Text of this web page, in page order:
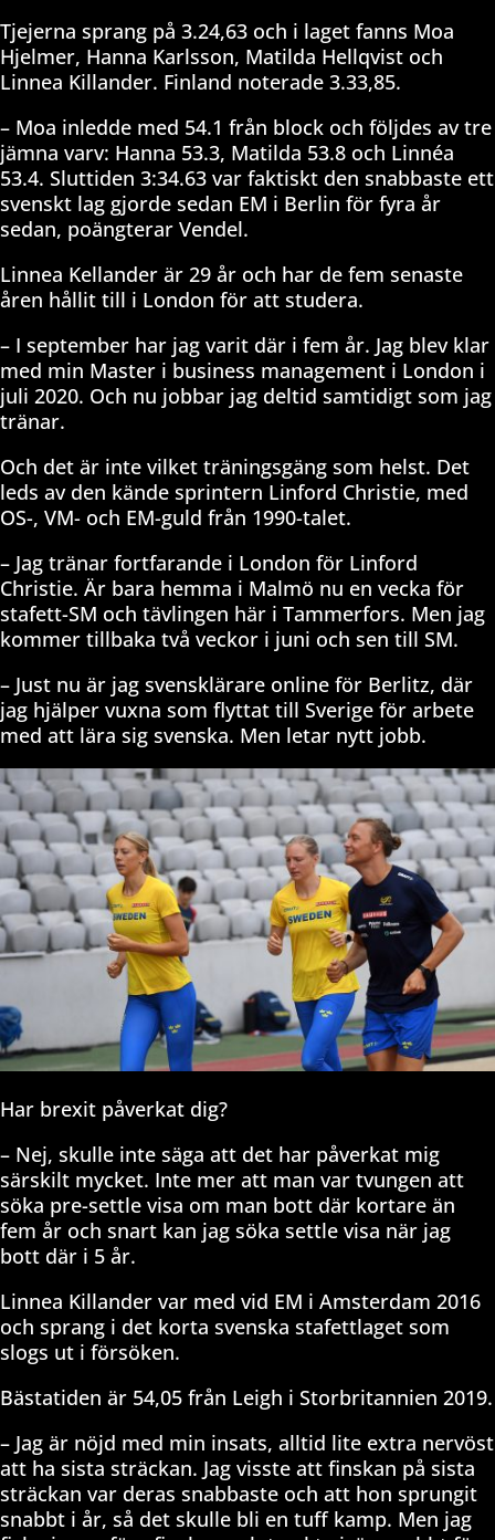
Tjejerna sprang på 3.24,63 och i laget fanns Moa
Hjelmer, Hanna Karlsson, Matilda Hellqvist och
Linnea Killander. Finland noterade 3.33,85.
– Moa inledde med 54.1 från block och följdes av tre
jämna varv: Hanna 53.3, Matilda 53.8 och Linnéa
53.4. Sluttiden 3:34.63 var faktiskt den snabbaste ett
svenskt lag gjorde sedan EM i Berlin för fyra år
sedan, poängterar Vendel.
Linnea Kellander är 29 år och har de fem senaste
åren hållit till i London för att studera.
– I september har jag varit där i fem år. Jag blev klar
med min Master i business management i London i
juli 2020. Och nu jobbar jag deltid samtidigt som jag
tränar.
Och det är inte vilket träningsgäng som helst. Det
leds av den kände sprintern Linford Christie, med
OS-, VM- och EM-guld från 1990-talet.
– Jag tränar fortfarande i London för Linford
Christie. Är bara hemma i Malmö nu en vecka för
stafett-SM och tävlingen här i Tammerfors. Men jag
kommer tillbaka två veckor i juni och sen till SM.
– Just nu är jag svensklärare online för Berlitz, där
jag hjälper vuxna som flyttat till Sverige för arbete
med att lära sig svenska. Men letar nytt jobb.
Har brexit påverkat dig?
– Nej, skulle inte säga att det har påverkat mig
särskilt mycket. Inte mer att man var tvungen att
söka pre-settle visa om man bott där kortare än
fem år och snart kan jag söka settle visa när jag
bott där i 5 år.
Linnea Killander var med vid EM i Amsterdam 2016
och sprang i det korta svenska stafettlaget som
slogs ut i försöken.
Bästatiden är 54,05 från Leigh i Storbritannien 2019.
– Jag är nöjd med min insats, alltid lite extra nervöst
att ha sista sträckan. Jag visste att finskan på sista
sträckan var deras snabbaste och att hon sprungit
snabbt i år, så det skulle bli en tuff kamp. Men jag